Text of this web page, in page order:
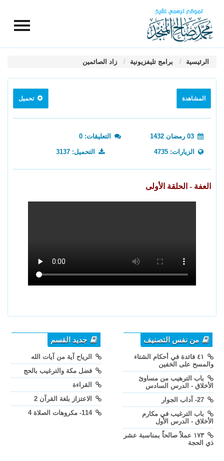
الرئيسية برامج تليفزيونية زاد الصائمين
المشاهدة تحميل
التعليقات: 0
الزيارات: 4735 التحميل: 3137
العفة - الحلقة الأولى
من نفس التصنيف
٤١ فائدة في أحكام الشتاء
والمسح على الخفين
باب الترهيب من مساوئ
الأخلاق - الدرس السادس
باب الترغيب في مكارم
الأخلاق - الدرس الأول
١٧٣ عملاً صالحاً بمناسبة عشر
ذي الحجة
جديد القسم
الرياح آية من آيات الله
فضل مكة والترغيب بالحج
القراءة
الاعتزاز بلغة القرآن 2
114- مكروهات الصلاة 4